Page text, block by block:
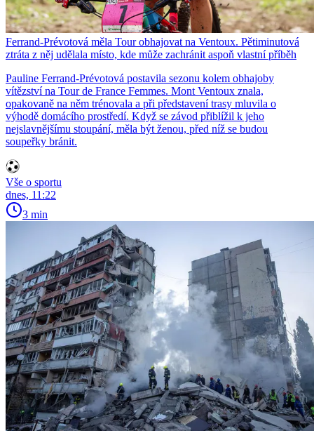
Ferrand-Prévotová měla Tour obhajovat na Ventoux. Pětiminutová
ztráta z něj udělala místo, kde může zachránit aspoň vlastní příběh
Pauline Ferrand-Prévotová postavila sezonu kolem obhajoby
vítězství na Tour de France Femmes. Mont Ventoux znala,
opakovaně na něm trénovala a při představení trasy mluvila o
výhodě domácího prostředí. Když se závod přiblížil k jeho
nejslavnějšímu stoupání, měla být ženou, před níž se budou
soupeřky bránit.
Vše o sportu
dnes, 11:22
3 min